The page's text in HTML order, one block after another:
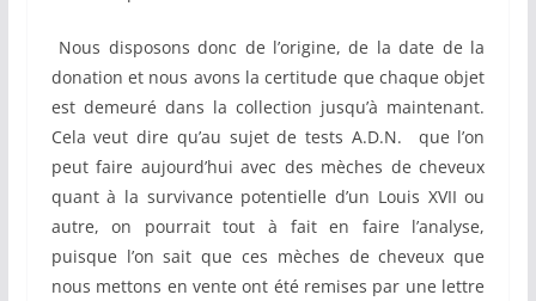
Nous disposons donc de l’origine, de la date de la
donation et nous avons la certitude que chaque objet
est demeuré dans la collection jusqu’à maintenant.
Cela veut dire qu’au sujet de tests A.D.N. que l’on
peut faire aujourd’hui avec des mèches de cheveux
quant à la survivance potentielle d’un Louis XVII ou
autre, on pourrait tout à fait en faire l’analyse,
puisque l’on sait que ces mèches de cheveux que
nous mettons en vente ont été remises par une lettre